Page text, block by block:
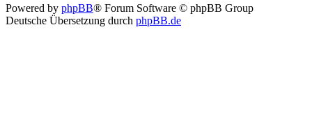
Powered by phpBB® Forum Software © phpBB Group
Deutsche Übersetzung durch phpBB.de